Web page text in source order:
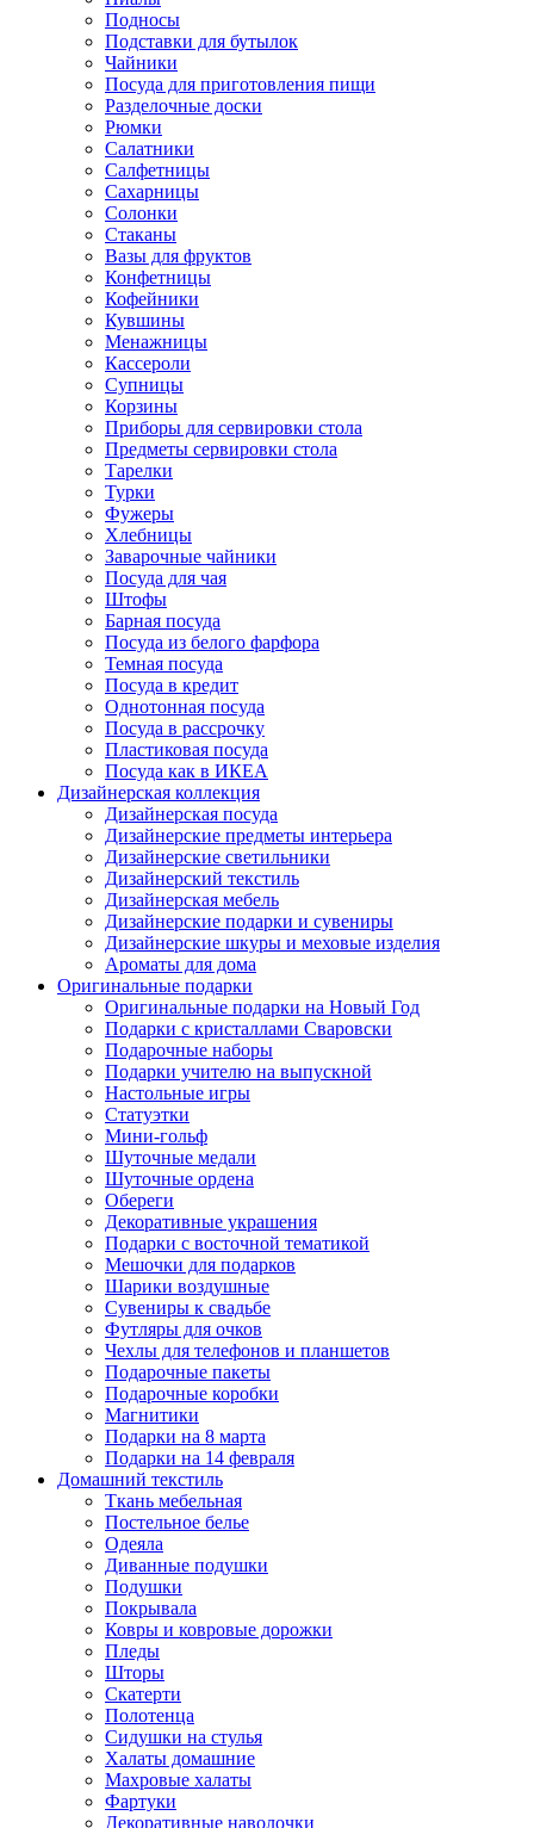
Подносы
Подставки для бутылок
Чайники
Посуда для приготовления пищи
Разделочные доски
Рюмки
Салатники
Салфетницы
Сахарницы
Солонки
Стаканы
Вазы для фруктов
Конфетницы
Кофейники
Кувшины
Менажницы
Кассероли
Супницы
Корзины
Приборы для сервировки стола
Предметы сервировки стола
Тарелки
Турки
Фужеры
Хлебницы
Заварочные чайники
Посуда для чая
Штофы
Барная посуда
Посуда из белого фарфора
Темная посуда
Посуда в кредит
Однотонная посуда
Посуда в рассрочку
Пластиковая посуда
Посуда как в ИКЕА
Дизайнерская коллекция
Дизайнерская посуда
Дизайнерские предметы интерьера
Дизайнерские светильники
Дизайнерский текстиль
Дизайнерская мебель
Дизайнерские подарки и сувениры
Дизайнерские шкуры и меховые изделия
Ароматы для дома
Оригинальные подарки
Оригинальные подарки на Новый Год
Подарки с кристаллами Сваровски
Подарочные наборы
Подарки учителю на выпускной
Настольные игры
Статуэтки
Мини-гольф
Шуточные медали
Шуточные ордена
Обереги
Декоративные украшения
Подарки с восточной тематикой
Мешочки для подарков
Шарики воздушные
Сувениры к свадьбе
Футляры для очков
Чехлы для телефонов и планшетов
Подарочные пакеты
Подарочные коробки
Магнитики
Подарки на 8 марта
Подарки на 14 февраля
Домашний текстиль
Ткань мебельная
Постельное белье
Одеяла
Диванные подушки
Подушки
Покрывала
Ковры и ковровые дорожки
Пледы
Шторы
Скатерти
Полотенца
Сидушки на стулья
Халаты домашние
Махровые халаты
Фартуки
Декоративные наволочки